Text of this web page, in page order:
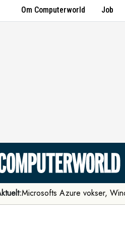
Om Computerworld Job
Microsofts Azure vokser,